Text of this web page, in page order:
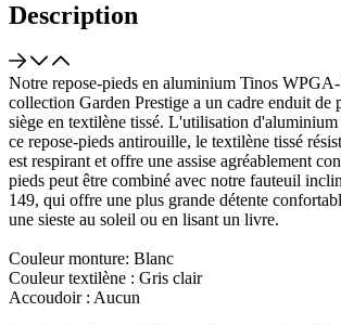
Description
Notre repose-pieds en aluminium Tinos
collection Garden Prestige a un cadre enduit de
siège en textilène tissé. L'utilisation d'aluminium
ce repose-pieds antirouille, le textilène tissé
est respirant et offre une assise agréablement
pieds peut être combiné avec notre fauteuil
149, qui offre une plus grande détente
une sieste au soleil ou en lisant un livre.
Couleur monture: Blanc
Couleur textilène : Gris clair
Accoudoir : Aucun